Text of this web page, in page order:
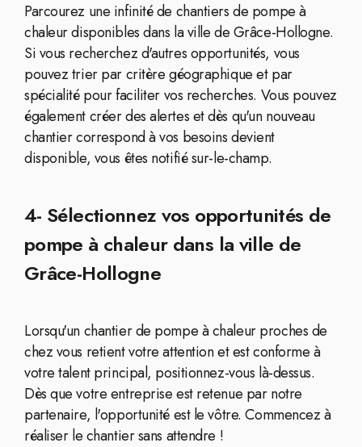
Parcourez une infinité de chantiers de pompe à
chaleur disponibles dans la ville de Grâce-Hollogne.
Si vous recherchez d'autres opportunités, vous
pouvez trier par critère géographique et par
spécialité pour faciliter vos recherches. Vous pouvez
également créer des alertes et dès qu'un nouveau
chantier correspond à vos besoins devient
disponible, vous êtes notifié sur-le-champ.
4- Sélectionnez vos opportunités de
pompe à chaleur dans la ville de
Grâce-Hollogne
Lorsqu'un chantier de pompe à chaleur proches de
chez vous retient votre attention et est conforme à
votre talent principal, positionnez-vous là-dessus.
Dès que votre entreprise est retenue par notre
partenaire, l'opportunité est le vôtre. Commencez à
réaliser le chantier sans attendre !